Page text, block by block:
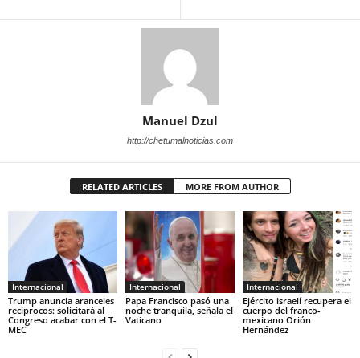
Manuel Dzul
http://chetumalnoticias.com
RELATED ARTICLES MORE FROM AUTHOR
Internacional
Trump anuncia aranceles
recíprocos: solicitará al
Congreso acabar con el T-
MEC
Internacional
Papa Francisco pasó una
noche tranquila, señala el
Vaticano
Internacional
Ejército israelí recupera el
cuerpo del franco-
mexicano Orión
Hernández